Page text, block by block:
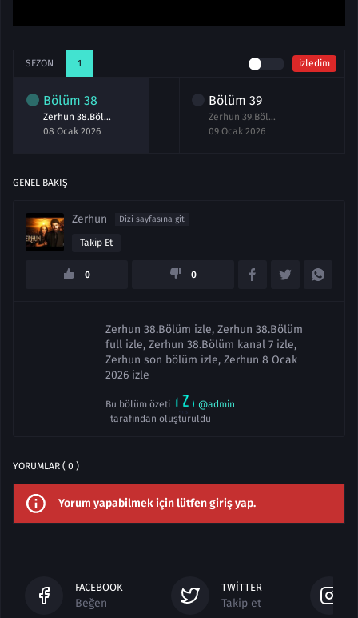
SEZON 1 izledim
Bölüm 38
Zerhun 38.Bölüm izle
08 Ocak 2026
Bölüm 39
Zerhun 39.Bölüm izle
09 Ocak 2026
GENEL BAKIŞ
Zerhun Dizi sayfasına git
Takip Et
0 0
Zerhun 38.Bölüm izle, Zerhun 38.Bölüm
full izle, Zerhun 38.Bölüm kanal 7 izle,
Zerhun son bölüm izle, Zerhun 8 Ocak
2026 izle
Bu bölüm özeti
@admin
tarafından oluşturuldu
YORUMLAR ( 0 )
Yorum yapabilmek için lütfen giriş yap.
FACEBOOK
Beğen
TWITTER
Takip et